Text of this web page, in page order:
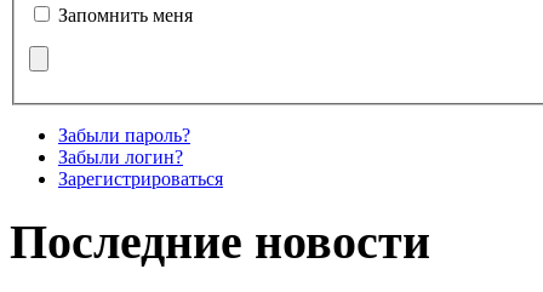
Запомнить меня
Забыли пароль?
Забыли логин?
Зарегистрироваться
Последние новости